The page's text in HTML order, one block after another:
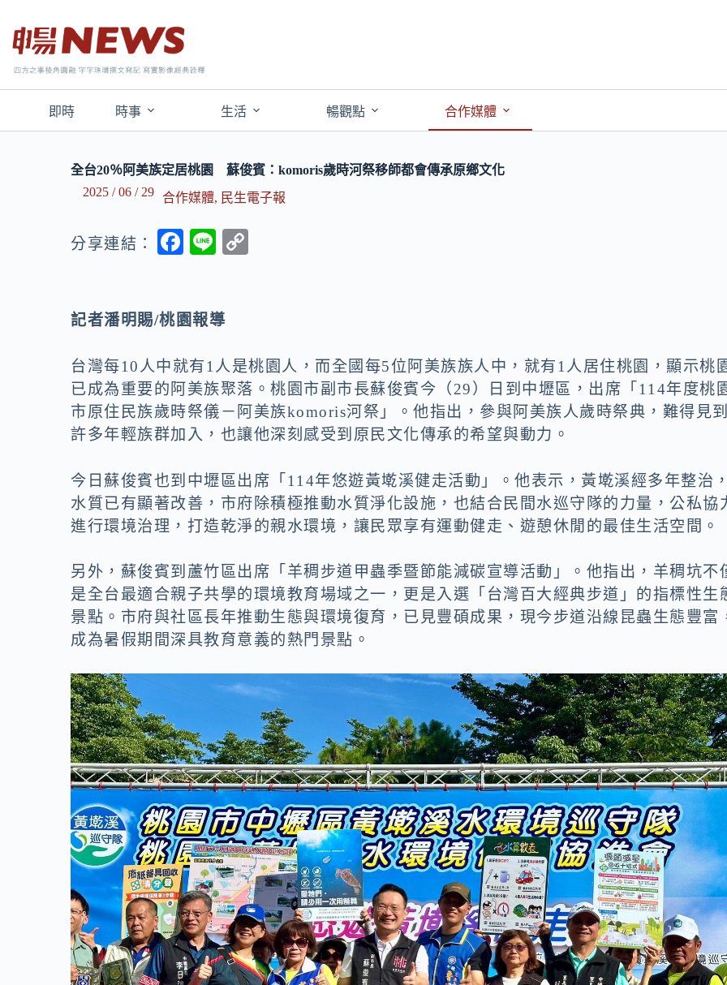
即時 時事 生活 暢觀點 合作媒體
全台20％阿美族定居桃園 蘇俊賓：komoris歲時河祭移師都會傳承原鄉文化
2025 / 06 / 29
合作媒體, 民生電子報
分享連結：
F
b
o
k
Li
n
k
記者潘明賜/桃園報導
台灣每10人中就有1人是桃園人，而全國每5位阿美族族人中，就有1人居住桃園，顯示桃
已成為重要的阿美族聚落。桃園市副市長蘇俊賓今（29）日到中壢區，出席「114年度桃
市原住民族歲時祭儀－阿美族komoris河祭」。他指出，參與阿美族人歲時祭典，難得見
許多年輕族群加入，也讓他深刻感受到原民文化傳承的希望與動力。
今日蘇俊賓也到中壢區出席「114年悠遊黃墘溪健走活動」。他表示，黃墘溪經多年整治
水質已有顯著改善，市府除積極推動水質淨化設施，也結合民間水巡守隊的力量，公私協
進行環境治理，打造乾淨的親水環境，讓民眾享有運動健走、遊憩休閒的最佳生活空間。
另外，蘇俊賓到蘆竹區出席「羊稠步道甲蟲季暨節能減碳宣導活動」。他指出，羊稠坑不
是全台最適合親子共學的環境教育場域之一，更是入選「台灣百大經典步道」的指標性生
景點。市府與社區長年推動生態與環境復育，已見豐碩成果，現今步道沿線昆蟲生態豐富
成為暑假期間深具教育意義的熱門景點。